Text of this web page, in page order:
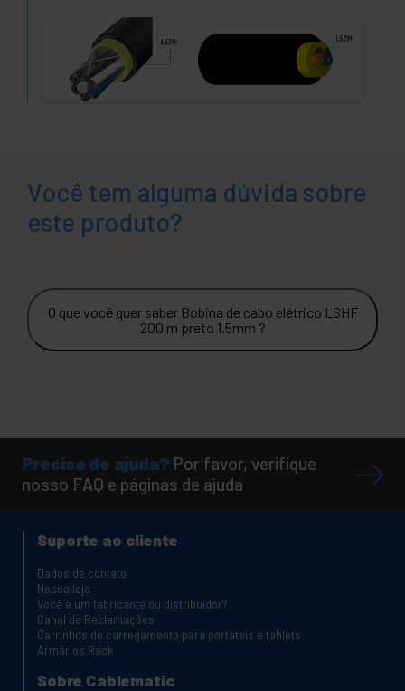
Você tem alguma dúvida sobre
este produto?
O que você quer saber Bobina de cabo elétrico LSHF
200 m preto 1.5mm ?
Precisa de ajuda? Por favor, verifique
nosso FAQ e páginas de ajuda
Suporte ao cliente
Dados de contato
Nossa loja
Você é um fabricante ou distribuidor?
Canal de Reclamações
Carrinhos de carregamento para portáteis e tablets
Armários Rack
Sobre Cablematic